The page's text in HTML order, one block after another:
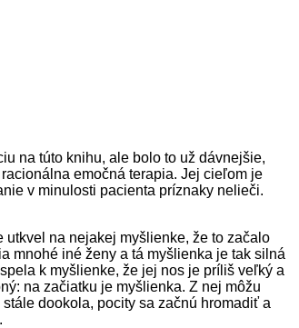
na túto knihu, ale bolo to už dávnejšie,
emočná terapia. Jej cieľom je
v minulosti pacienta príznaky nelieči.
na nejakej myšlienke, že to začalo
mnohé iné ženy a tá myšlienka je tak silná
k myšlienke, že jej nos je príliš veľký a
na začiatku je myšlienka. Z nej môžu
dookola, pocity sa začnú hromadiť a